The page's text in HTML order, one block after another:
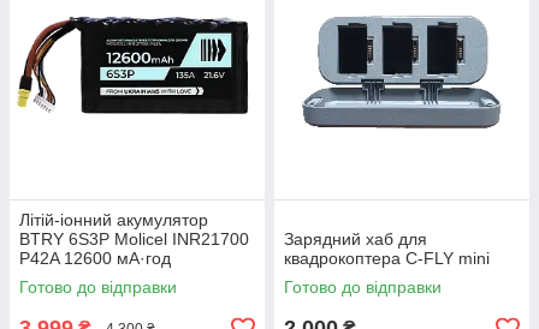
Літій-іонний акумулятор
BTRY 6S3P Molicel INR21700
P42A 12600 мА·год
Готово до відправки
Зарядний хаб для
квадрокоптера C-FLY mini
Готово до відправки